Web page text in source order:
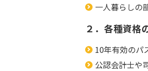
一人暮らしの
２．各種資格
10年有効のパ
公認会計士や